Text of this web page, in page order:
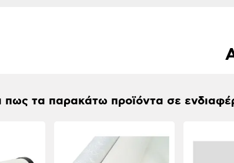
πως τα παρακάτω προϊόντα σε